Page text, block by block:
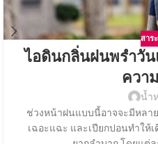
สาร
ไอดินกลิ่นฝนพรำวั
ควา
น้ำ
ช่วงหน้าฝนแบบนี้อาจจะมีหลา
เฉอะแฉะ และเปียกปอนทำให้